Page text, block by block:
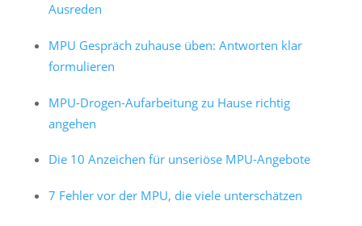
Ausreden
MPU Gespräch zuhause üben: Antworten klar
formulieren
MPU-Drogen-Aufarbeitung zu Hause richtig
angehen
Die 10 Anzeichen für unseriöse MPU-Angebote
7 Fehler vor der MPU, die viele unterschätzen